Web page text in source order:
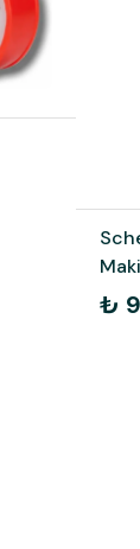
₺